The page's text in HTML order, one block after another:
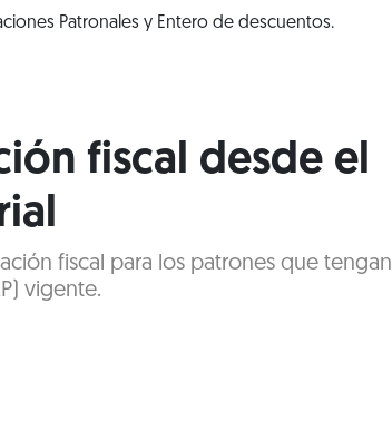
Patronales y Entero de descuentos.
fiscal desde el
fiscal para los patrones que tengan
vigente.